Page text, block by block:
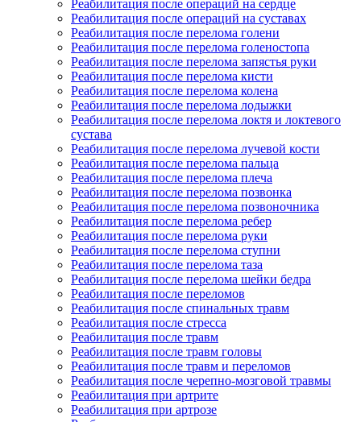
Реабилитация после операций на сердце
Реабилитация после операций на суставах
Реабилитация после перелома голени
Реабилитация после перелома голеностопа
Реабилитация после перелома запястья руки
Реабилитация после перелома кисти
Реабилитация после перелома колена
Реабилитация после перелома лодыжки
Реабилитация после перелома локтя и локтевого
сустава
Реабилитация после перелома лучевой кости
Реабилитация после перелома пальца
Реабилитация после перелома плеча
Реабилитация после перелома позвонка
Реабилитация после перелома позвоночника
Реабилитация после перелома ребер
Реабилитация после перелома руки
Реабилитация после перелома ступни
Реабилитация после перелома таза
Реабилитация после перелома шейки бедра
Реабилитация после переломов
Реабилитация после спинальных травм
Реабилитация после стресса
Реабилитация после травм
Реабилитация после травм головы
Реабилитация после травм и переломов
Реабилитация после черепно-мозговой травмы
Реабилитация при артрите
Реабилитация при артрозе